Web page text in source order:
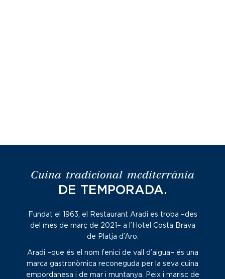
Cuina tradicional mediterrània
DE TEMPORADA.
Fundat el 1963, el Restaurant Aradi es troba –des
del mes de març de 2021– a l’Hotel Costa Brava
de Platja d’Aro.
Aradi –que és el nom fenici de vall d’aigua– és una
marca gastronòmica reconeguda per la seva cuina
empordanesa i de mar i muntanya. Peix i marisc de